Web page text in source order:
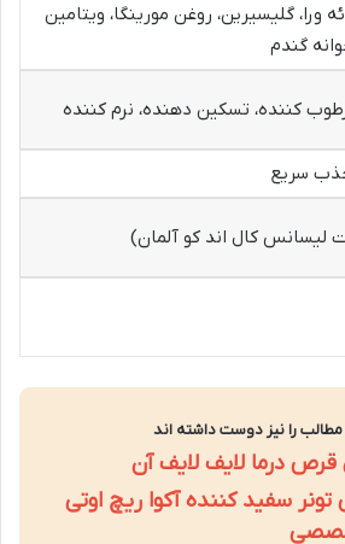
ورا، گلیسیرین، روغن مورینگا، ویتامین
کننده، تسکین دهنده، نرم کننده
سریع
لیسانس کال اند کو آلمان)
مطالب را نیز دوست داشته اند
قرص درما لایف لایف آن
سفید کننده آکوا ریچ اوتی